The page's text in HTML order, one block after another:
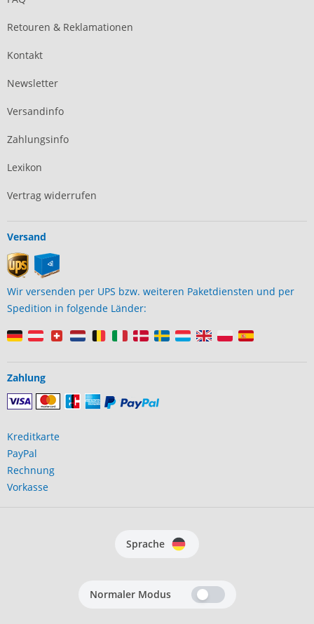
Retouren & Reklamationen
Kontakt
Newsletter
Versandinfo
Zahlungsinfo
Lexikon
Vertrag widerrufen
Versand
Wir versenden per UPS bzw. weiteren Paketdiensten und per
Spedition in folgende Länder:
Zahlung
Kreditkarte
PayPal
Rechnung
Vorkasse
Sprache
Normaler Modus